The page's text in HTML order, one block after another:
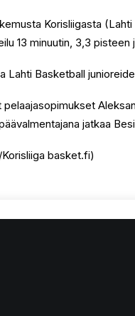
Korisliigasta
13 minuutin, 3,3
Lahti Basketball
pelaajasopimukset
jatkaa
basket.fi)